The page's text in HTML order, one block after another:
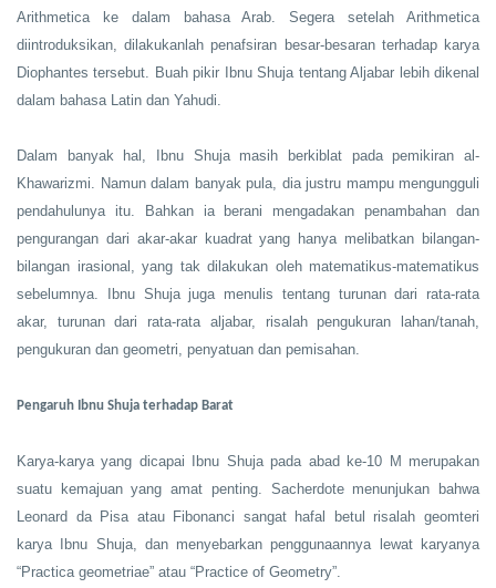
Arithmetica ke dalam bahasa Arab. Segera setelah Arithmetica
diintroduksikan, dilakukanlah penafsiran besar-besaran terhadap karya
Diophantes tersebut. Buah pikir Ibnu Shuja tentang Aljabar lebih dikenal
dalam bahasa Latin dan Yahudi.
Dalam banyak hal, Ibnu Shuja masih berkiblat pada pemikiran al-
Khawarizmi. Namun dalam banyak pula, dia justru mampu mengungguli
pendahulunya itu. Bahkan ia berani mengadakan penambahan dan
pengurangan dari akar-akar kuadrat yang hanya melibatkan bilangan-
bilangan irasional, yang tak dilakukan oleh matematikus-matematikus
sebelumnya. Ibnu Shuja juga menulis tentang turunan dari rata-rata
akar, turunan dari rata-rata aljabar, risalah pengukuran lahan/tanah,
pengukuran dan geometri, penyatuan dan pemisahan.
Pengaruh Ibnu Shuja terhadap Barat
Karya-karya yang dicapai Ibnu Shuja pada abad ke-10 M merupakan
suatu kemajuan yang amat penting. Sacherdote menunjukan bahwa
Leonard da Pisa atau Fibonanci sangat hafal betul risalah geomteri
karya Ibnu Shuja, dan menyebarkan penggunaannya lewat karyanya
“Practica geometriae” atau “Practice of Geometry”.